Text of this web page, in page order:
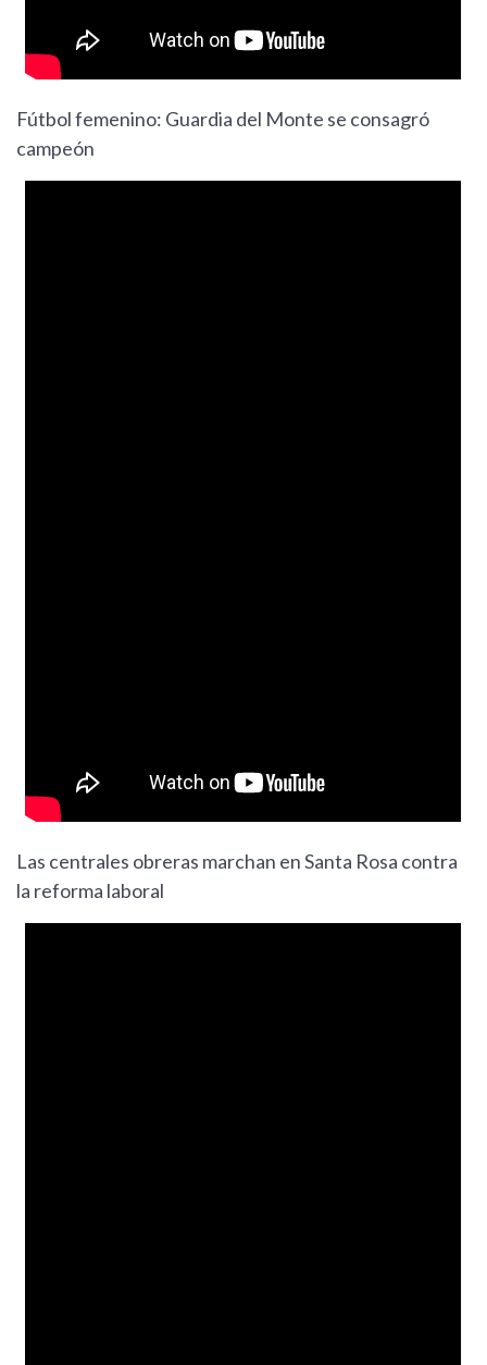
Fútbol femenino: Guardia del Monte se consagró
campeón
Las centrales obreras marchan en Santa Rosa contra
la reforma laboral